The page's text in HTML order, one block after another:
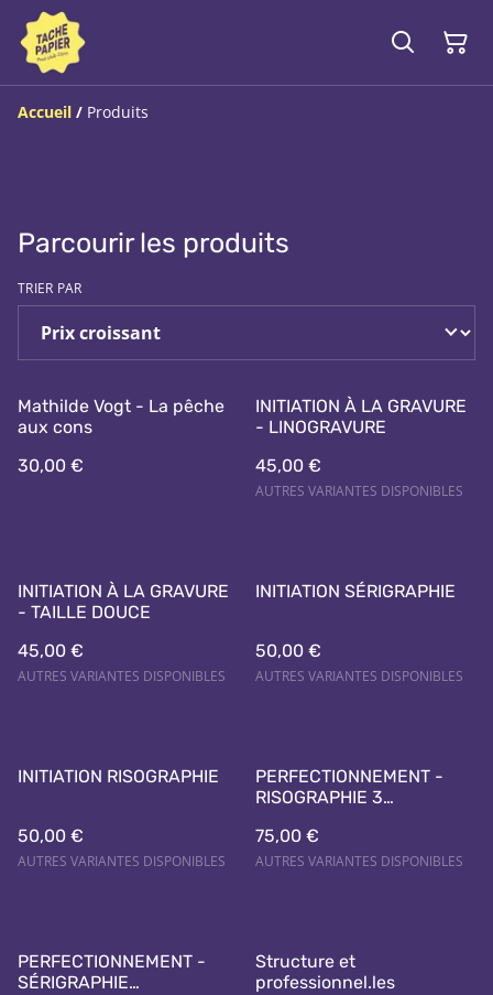
Accueil / Produits
Parcourir les produits
TRIER PAR
Mathilde Vogt - La pêche
aux cons
30,00 €
INITIATION À LA GRAVURE
- LINOGRAVURE
45,00 €
AUTRES VARIANTES DISPONIBLES
INITIATION À LA GRAVURE
- TAILLE DOUCE
45,00 €
AUTRES VARIANTES DISPONIBLES
INITIATION SÉRIGRAPHIE
50,00 €
AUTRES VARIANTES DISPONIBLES
INITIATION RISOGRAPHIE
50,00 €
AUTRES VARIANTES DISPONIBLES
PERFECTIONNEMENT -
RISOGRAPHIE 3
75,00 €
AUTRES VARIANTES DISPONIBLES
PERFECTIONNEMENT -
SÉRIGRAPHIE
Structure et
professionnel.les